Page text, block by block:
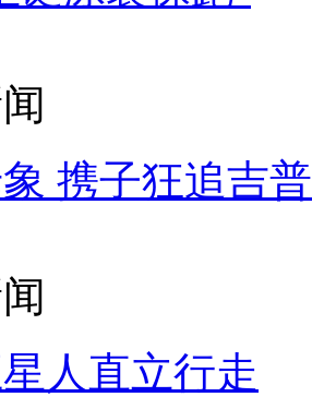
携子狂追吉
人直立行走